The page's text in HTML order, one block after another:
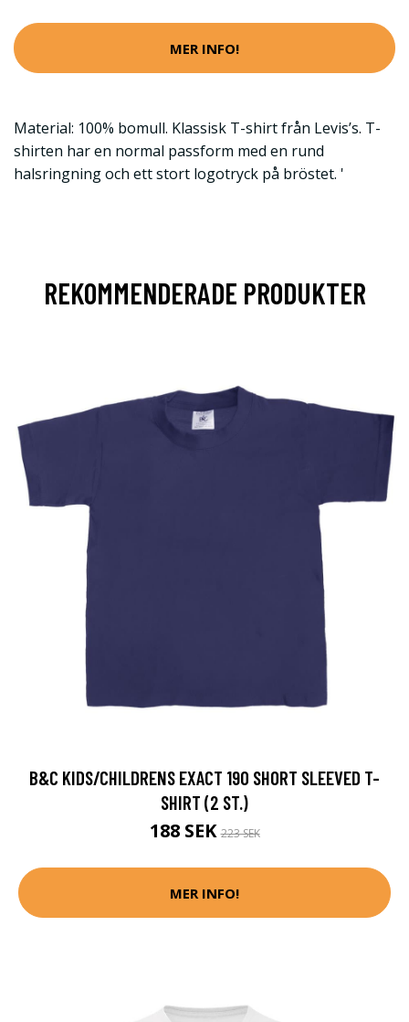
MER INFO!
Material: 100% bomull. Klassisk T-shirt från Levis’s. T-
shirten har en normal passform med en rund
halsringning och ett stort logotryck på bröstet. '
REKOMMENDERADE PRODUKTER
B&C KIDS/CHILDRENS EXACT 190 SHORT SLEEVED T-
SHIRT (2 ST.)
188 SEK223 SEK
MER INFO!